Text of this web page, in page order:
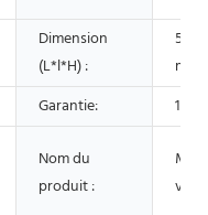
Dimension
(L*l*H) :
mm
Garantie:
1 an
Nom du
produit :